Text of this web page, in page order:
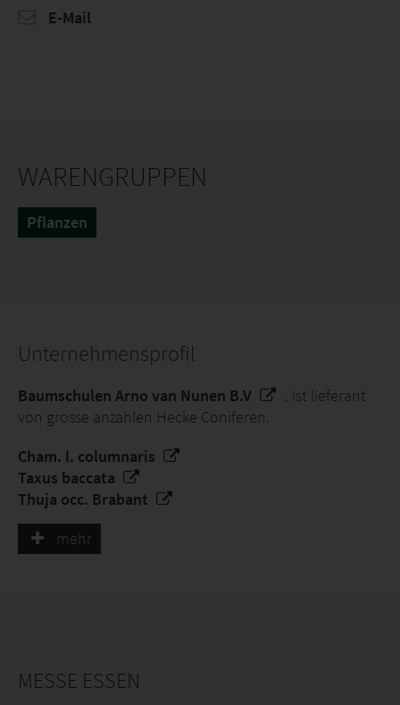
E-Mail
WARENGRUPPEN
Pflanzen
Unternehmensprofil
Baumschulen Arno van Nunen B.V
. ist lieferant
von grosse anzahlen Hecke Coniferen.
Cham. l. columnaris
Taxus baccata
Thuja occ. Brabant
Thuja occ. Smaragd
mehr
MESSE ESSEN